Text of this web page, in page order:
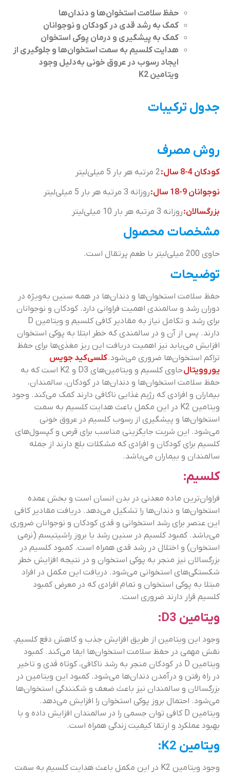
حفظ سلامت استخوان‌ها و دندان‌ها
کمک به رشد قدی در کودکان و نوجوانان
کمک به پیشگیری و درمان پوکی استخوان
هدایت کلسیم به سمت استخوان‌ها و جلوگیری از
ایجاد رسوب در عروق خونی به‌دلیل وجود
ویتامین K2
جدول ترکیبات
روش مصرف
کودکان 4-8 سال:
نوجوانان 9-18 سال:
روزانه 3 مرتبه هر بار 5 میلی‌لیتر
بزرگسالان:روزانه 3 مرتبه هر بار 10 میلی‌لیتر
مشخصات محصول
حاوی 200 میلی‌لیتر با طعم پرتقال است.
توضیحات
حفظ سلامت استخوان‌ها و دندان‌ها در همه سنین به‌ویژه در
دوران رشد و سالمندی اهمیت فراوانی دارد. کودکان و نوجوانان
برای رشد و تکامل نیاز به مقادیر کافی کلسیم و ویتامین D
دارند. پس از آن و در سالمندی که خطر ابتلا به پوکی استخوان
افزایش می‌یابد نیز اهمیت دریافت این ریز مغذی‌ها برای حفظ
تراکم استخوان‌ها ضروری می‌شود.کلسی‌کید جویس
یوروویتال
حاوی کلسیم و ویتامین‌های D3 و K2 است که به
حفظ سلامت استخوان‌ها و دندان‌ها در کودکان، سالمندان،
بیماران و افرادی که رژیم غذایی‌ ناکافی دارند کمک می‌کند. وجود
ویتامین K2 در این مکمل باعث هدایت کلسیم به سمت
استخوان‌ها و پیشگیری از رسوب کلسیم در عروق خونی
می‌شود. این شربت جایگزینی مناسب برای قرص و کپسول‌های
کلسیم برای کودکان و افرادی که مشکلات بلع دارند از جمله
سالمندان و بیماران می‌باشد.
کلسیم:
فراوان‌ترین ماده معدنی در بدن انسان است و بخش عمده
استخوان‌ها و دندان‌ها را تشکیل می‌دهد. دریافت مقادیر کافی
این عنصر برای رشد استخوانی و قدی کودکان و نوجوانان ضروری
می‌باشد. کمبود کلسیم در سنین رشد با بروز راشیتیسم (نرمی
استخوان) و اختلال در رشد قدی همراه است. کمبود کلسیم در
بزرگسالان نیز منجر به پوکی استخوان و در نتیجه افزایش خطر
شکستگی‌‌های استخوانی می‌شود. دریافت این مکمل در افراد
مبتلا به پوکی استخوان و تمام افرادی که در معرض کمبود
کلسیم قرار دارند ضروری است.
ویتامین D3:
وجود این ویتامین از طریق افزایش جذب و کاهش دفع کلسیم،
نقش مهمی در حفظ سلامت استخوان‌ها ایفا می‌کند. کمبود
ویتامین D در کودکان منجر به رشد ناکافی، کوتاه ‌قدی و تاخیر
در راه رفتن و درآمدن دندان‌ها می‌شود. کمبود این ویتامین در
بزرگسالان و سالمندان نیز باعث ضعف و شکنندگی استخوان‌ها
می‌شود. احتمال بروز پوکی استخوان را افزایش می‌دهد.
ویتامین D کافی توان جسمی را در سالمندان افزایش داده و با
بهبود عملکرد و ارتقا کیفیت زندگی همراه است.
ویتامین K2:
وجود ویتامین K2 در این مکمل باعث هدایت کلسیم به سمت